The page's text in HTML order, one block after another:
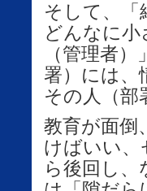
そして、
どんなに
（管理者
署）には、
その人（部
教育が面倒
けばいい、
ら後回し